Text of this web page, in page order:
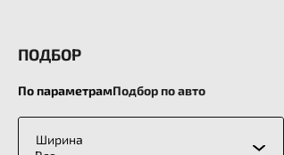
ПОДБОР
По параметрамПодбор по авто
Ширина